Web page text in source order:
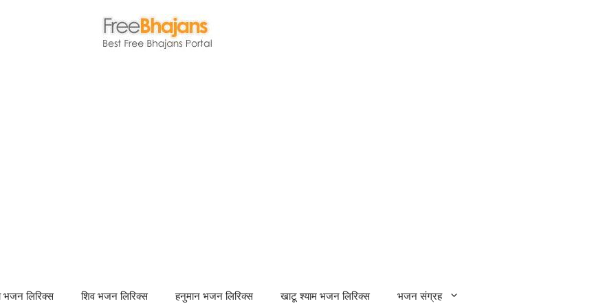
भजन लिरिक्स शिव भजन लिरिक्स हनुमान भजन लिरिक्स खाटू श्याम भजन लिरिक्स भजन संग्रह